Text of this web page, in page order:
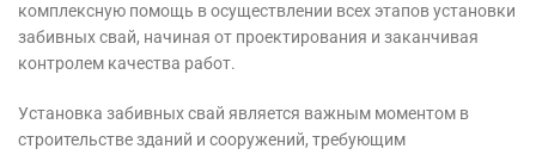
комплексную помощь в осуществлении всех этапов установки
забивных свай, начиная от проектирования и заканчивая
контролем качества работ.
Установка забивных свай является важным моментом в
строительстве зданий и сооружений, требующим